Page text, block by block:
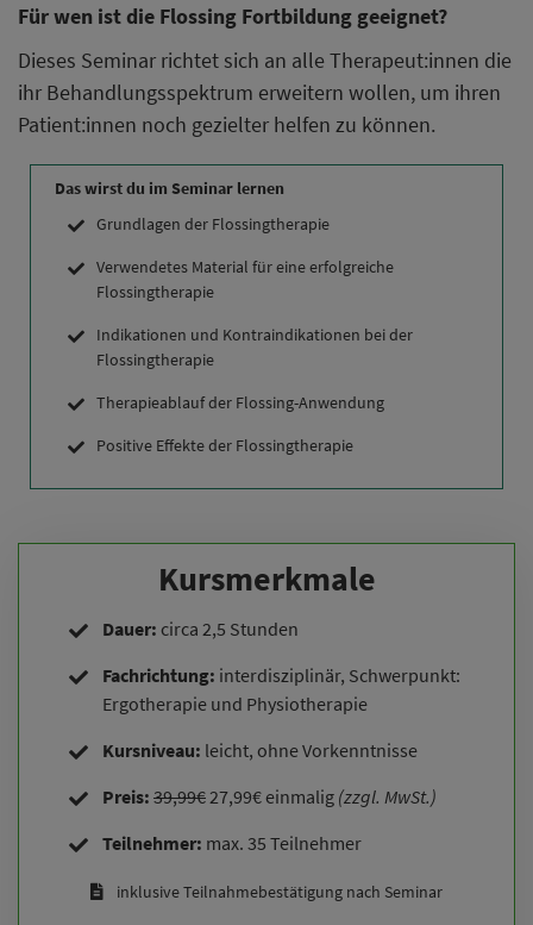
Für wen ist die Flossing Fortbildung geeignet?
Dieses Seminar richtet sich an alle Therapeut:innen die
ihr Behandlungsspektrum erweitern wollen, um ihren
Patient:innen noch gezielter helfen zu können.
Das wirst du im Seminar lernen
Grundlagen der Flossingtherapie
Verwendetes Material für eine erfolgreiche
Flossingtherapie
Indikationen und Kontraindikationen bei der
Flossingtherapie
Therapieablauf der Flossing-Anwendung
Positive Effekte der Flossingtherapie
Kursmerkmale
Dauer: circa 2,5 Stunden
Fachrichtung: interdisziplinär, Schwerpunkt:
Ergotherapie und Physiotherapie
Kursniveau: leicht, ohne Vorkenntnisse
Preis: 39,99€ 27,99€ einmalig (zzgl. MwSt.)
Teilnehmer: max. 35 Teilnehmer
inklusive Teilnahmebestätigung nach Seminar